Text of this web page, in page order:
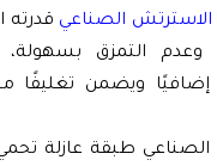
الاسترتش الصناعي قدرته
التمزق بسهولة،
إضافيًا ويضمن تغليفًا
الصناعي طبقة عازلة